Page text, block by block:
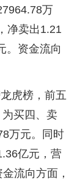
万
净卖出1.21
。资金流向
虎榜，前五
买四、卖
万元。同时
亿元，营
流向方面，